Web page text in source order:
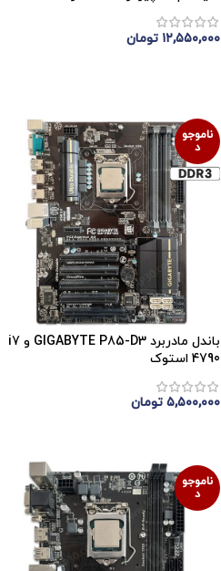
۱۲,۵۵۰,۰۰۰ تومان
ناموجو
د
باندل مادربرد GIGABYTE P85-D3 و i7
4790 استوک
۵,۵۰۰,۰۰۰ تومان
ناموجو
د